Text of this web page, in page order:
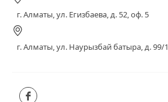
г. Алматы, ул. Егизбаева, д. 52, оф. 5
г. Алматы, ул. Наурызбай батыра, д. 99/1